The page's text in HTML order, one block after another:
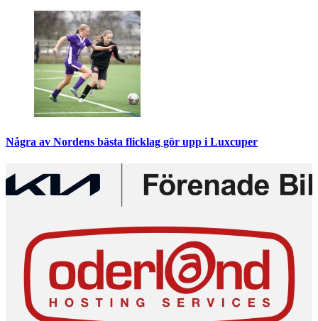
Några av Nordens bästa flicklag gör upp i Luxcuper